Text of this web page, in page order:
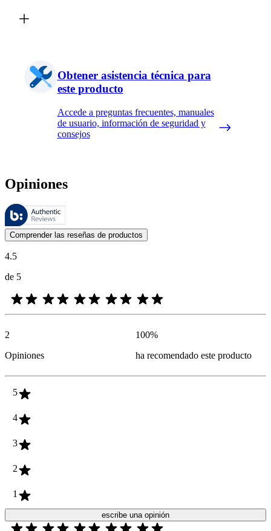
Obtener asistencia técnica para
este producto
Accede a preguntas frecuentes, manuales
de usuario, información de seguridad y
consejos
Opiniones
Estas reseñas las gestiona Bazaarvoice y cumplen con la política de
Las opiniones de los clientes en forma de reseñas de productos y
Comprender las reseñas de productos
4.5
de 5
2
Opiniones
100%
ha recomendado este producto
5
4
3
2
1
escribe una opinión